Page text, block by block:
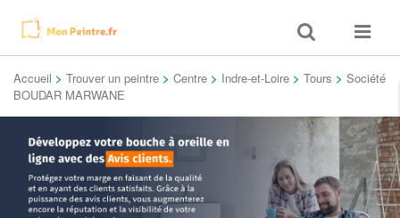
Toggle
search
Toggle
Accueil > Trouver un peintre > Centre > Indre-et-Loire > Tours > Société
BOUDAR MARWANE